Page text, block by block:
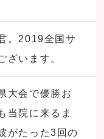
。2019全国サ
ざいます。
大会で優勝お
当院に来るま
がたった3回の